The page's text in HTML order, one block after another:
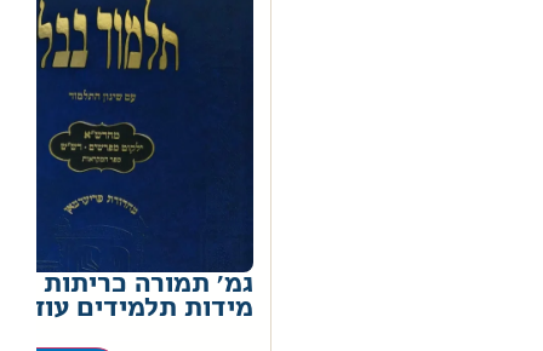
גמ' תמורה כריתות
מידות תלמידים עוז